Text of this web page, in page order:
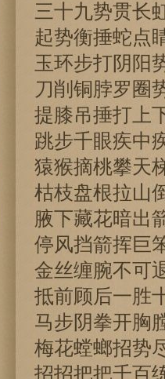
三十九势贯长
起势衡捶蛇点
玉环步打阴阳
刀削铜脖罗圈
提膝吊捶打上
跳步千眼疾中
猿猴摘桃攀天
枯枝盘根拉山
腋下藏花暗出
停风挡箭挥巨
金丝缠腕不可
抵前顾后一胜
马步阴拳开胸
梅花螳螂招势
招招把把千百